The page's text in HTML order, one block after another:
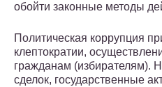
обойти законные методы
Политическая коррупция
клептократии,
гражданам (избирателям).
сделок, государственные